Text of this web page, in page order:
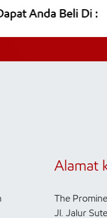
Alamat
The
Jl. Jalur